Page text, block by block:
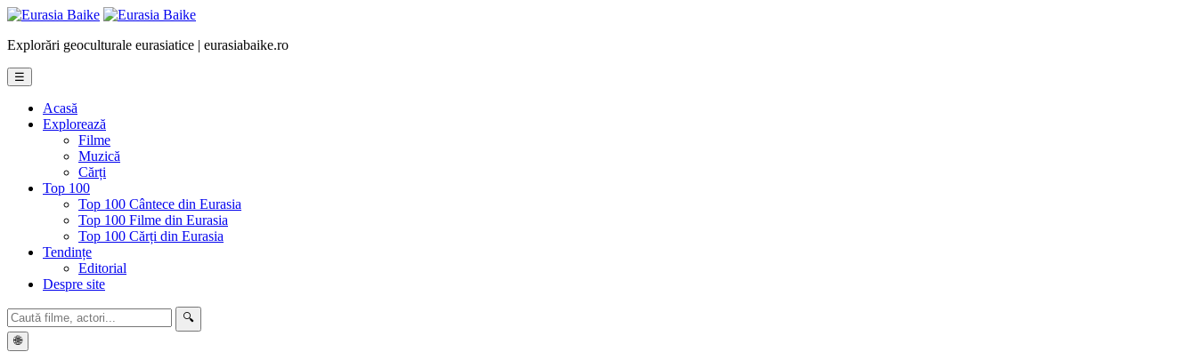
Explorări geoculturale eurasiatice | eurasiabaike.ro
☰
Acasă
Explorează
Filme
Muzică
Cărți
Top 100
Top 100 Cântece din Eurasia
Top 100 Filme din Eurasia
Top 100 Cărți din Eurasia
Tendințe
Editorial
Despre site
🔍
🌐